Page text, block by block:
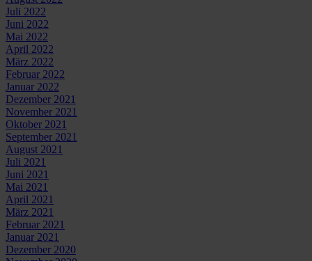
Juli 2022
Juni 2022
Mai 2022
April 2022
März 2022
Februar 2022
Januar 2022
Dezember 2021
November 2021
Oktober 2021
September 2021
August 2021
Juli 2021
Juni 2021
Mai 2021
April 2021
März 2021
Februar 2021
Januar 2021
Dezember 2020